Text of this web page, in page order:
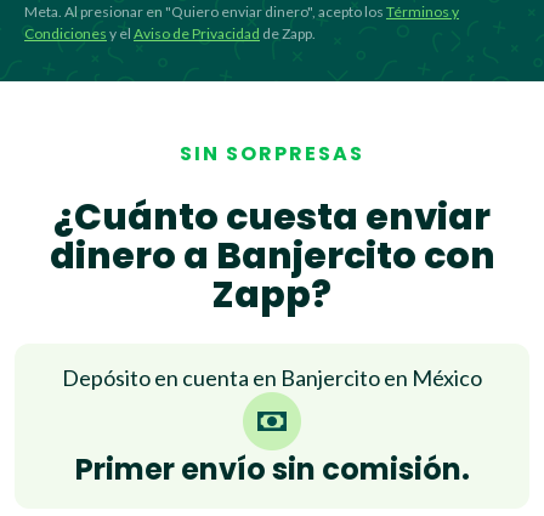
Meta. Al presionar en "Quiero enviar dinero", acepto los Términos y
Condiciones y el Aviso de Privacidad de Zapp.
SIN SORPRESAS
¿Cuánto cuesta enviar
dinero a Banjercito con
Zapp?
Depósito en cuenta en Banjercito en México
Primer envío sin comisión.